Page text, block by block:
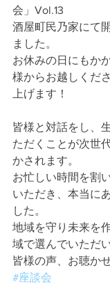
会」Vol.13
酒屋町民乃家にて
ました。
お休みの日にもか
様からお越しくだ
上げます！
皆様と対話をし、
ただくことが次世
かされます。
お忙しい時間を割
いただき、本当に
した。
地域を守り未来を
域で選んでいただ
皆様の声、お聴か
#座談会